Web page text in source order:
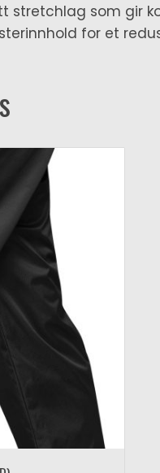
stretchlag som gir
for et